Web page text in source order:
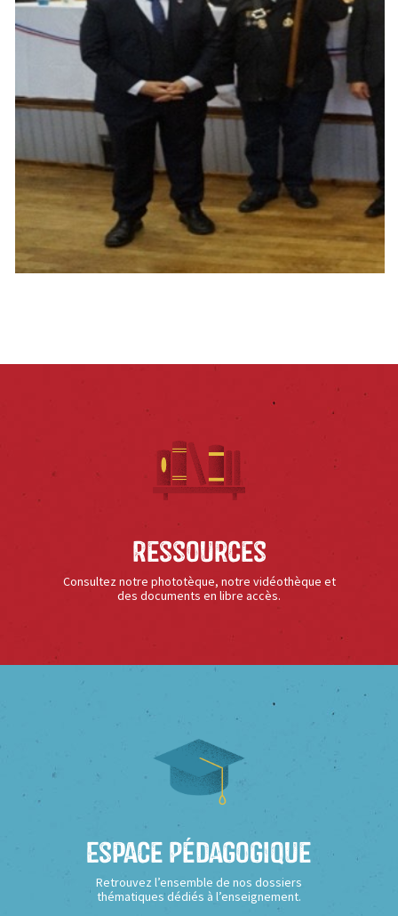
Ressources
Consultez notre phototèque, notre vidéothèque et
des documents en libre accès.
Espace Pédagogique
Retrouvez l’ensemble de nos dossiers
thématiques dédiés à l’enseignement.